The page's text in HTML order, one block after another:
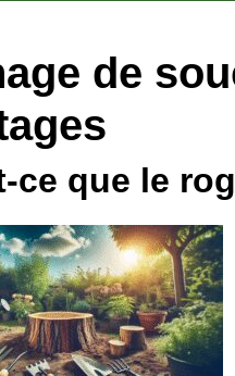
de
ce que le